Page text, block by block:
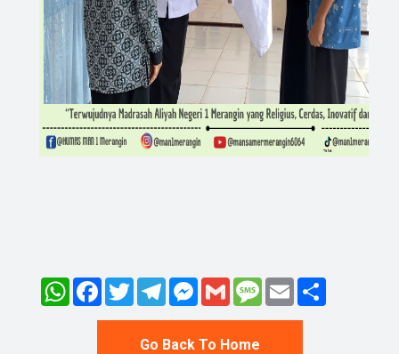
WhatsAppFacebook
TwitterTelegramMessenger
Gmail Message
Email
Go Back To Home